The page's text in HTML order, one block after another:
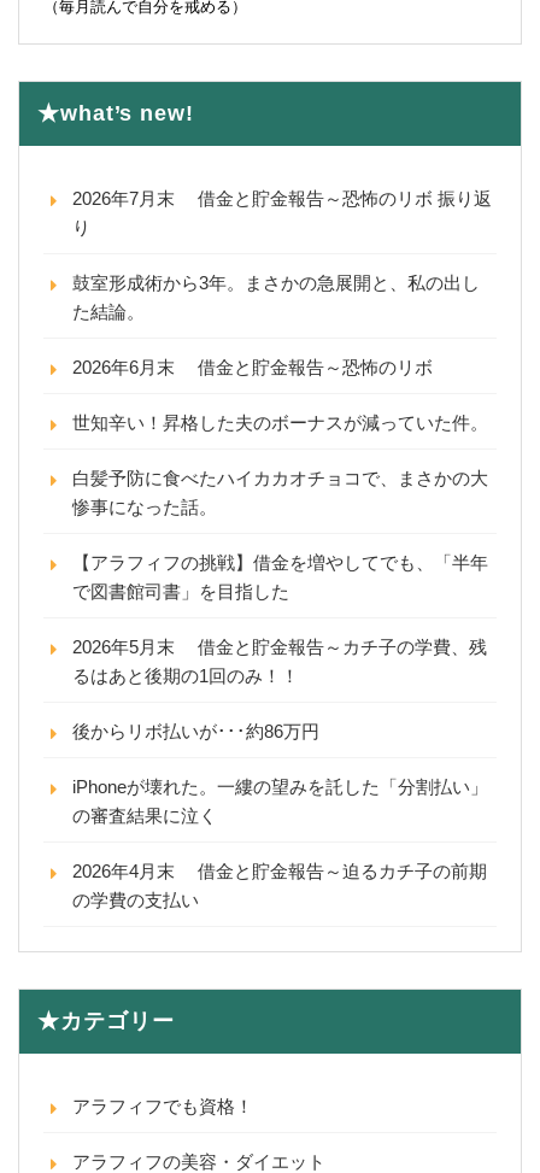
（毎月読んで自分を戒める）
★what’s new!
2026年7月末 借金と貯金報告～恐怖のリボ 振り返
り
鼓室形成術から3年。まさかの急展開と、私の出し
た結論。
2026年6月末 借金と貯金報告～恐怖のリボ
世知辛い！昇格した夫のボーナスが減っていた件。
白髪予防に食べたハイカカオチョコで、まさかの大
惨事になった話。
【アラフィフの挑戦】借金を増やしてでも、「半年
で図書館司書」を目指した
2026年5月末 借金と貯金報告～カチ子の学費、残
るはあと後期の1回のみ！！
後からリボ払いが･･･約86万円
iPhoneが壊れた。一縷の望みを託した「分割払い」
の審査結果に泣く
2026年4月末 借金と貯金報告～迫るカチ子の前期
の学費の支払い
★カテゴリー
アラフィフでも資格！
アラフィフの美容・ダイエット